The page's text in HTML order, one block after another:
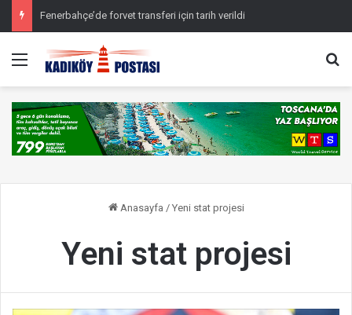
Fenerbahçe’de forvet transferi için tarih verildi
Menü
Anasayfa / Yeni stat projesi
Yeni stat projesi